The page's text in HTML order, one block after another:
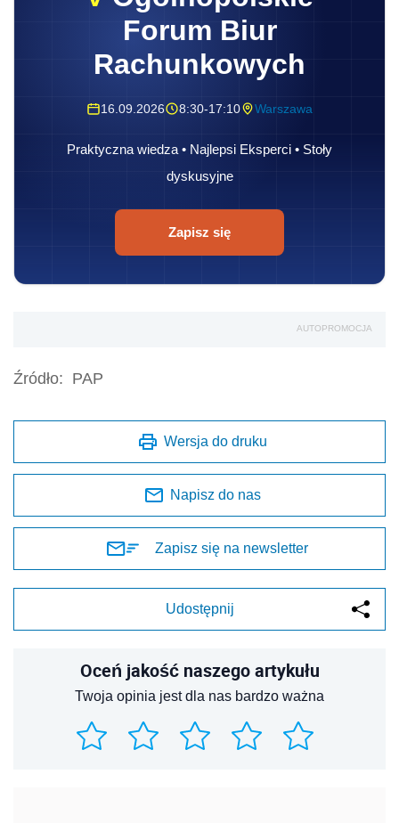
Forum Biur
Rachunkowych
16.09.2026 8:30-17:10 Warszawa
Praktyczna wiedza • Najlepsi Eksperci • Stoły
dyskusyjne
Zapisz się
AUTOPROMOCJA
Źródło: PAP
Wersja do druku
Napisz do nas
Zapisz się na newsletter
Udostępnij
Oceń jakość naszego artykułu
Twoja opinia jest dla nas bardzo ważna